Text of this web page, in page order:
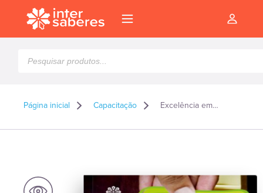
produtos
Página inicial Capacitação Excelência em recepção de hotéis